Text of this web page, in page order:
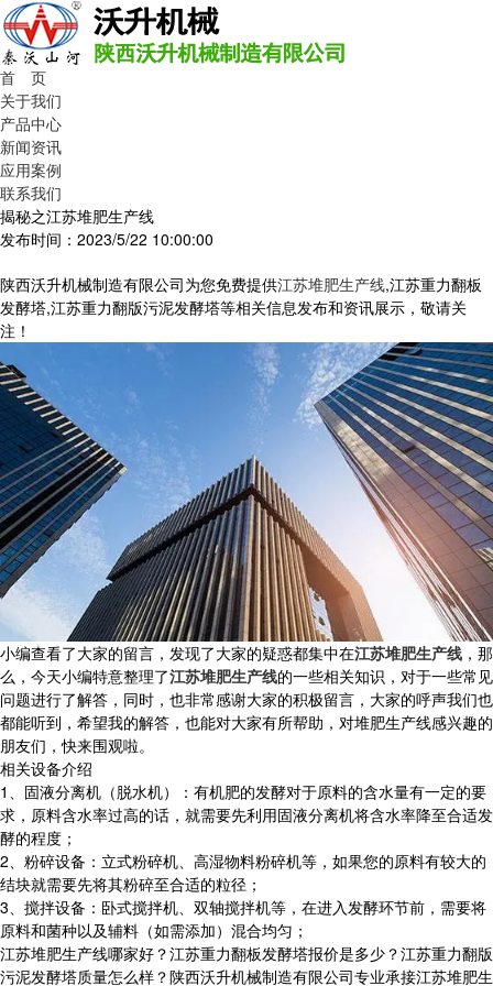
首 页
关于我们
产品中心
新闻资讯
应用案例
联系我们
揭秘之江苏堆肥生产线
发布时间：2023/5/22 10:00:00
陕西沃升机械制造有限公司为您免费提供江苏堆肥生产线,江苏重力翻板
发酵塔,江苏重力翻版污泥发酵塔等相关信息发布和资讯展示，敬请关
注！
小编查看了大家的留言，发现了大家的疑惑都集中在江苏堆肥生产线 ，那
么，今天小编特意整理了江苏堆肥生产线的一些相关知识，对于一些常见
问题进行了解答，同时，也非常感谢大家的积极留言，大家的呼声我们也
都能听到，希望我的解答，也能对大家有所帮助，对堆肥生产线感兴趣的
朋友们，快来围观啦。
相关设备介绍
1、固液分离机（脱水机）：有机肥的发酵对于原料的含水量有一定的要
求，原料含水率过高的话，就需要先利用固液分离机将含水率降至合适发
酵的程度；
2、粉碎设备：立式粉碎机、高湿物料粉碎机等，如果您的原料有较大的
结块就需要先将其粉碎至合适的粒径；
3、搅拌设备：卧式搅拌机、双轴搅拌机等，在进入发酵环节前，需要将
原料和菌种以及辅料（如需添加）混合均匀；
江苏堆肥生产线哪家好？江苏重力翻板发酵塔报价是多少？江苏重力翻版
污泥发酵塔质量怎么样？陕西沃升机械制造有限公司专业承接江苏堆肥生